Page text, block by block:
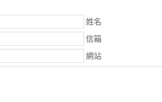
姓名
信箱
網站